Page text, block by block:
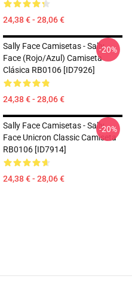
24,38 € - 28,06 €
Sally Face Camisetas - Sally
Face (rojo/azul) Camiseta
Clásica RB0106 [ID7926]
24,38 € - 28,06 €
-20%
Sally Face Camisetas - Sally
Face Unicron Classic Camiseta
RB0106 [ID7914]
24,38 € - 28,06 €
-20%